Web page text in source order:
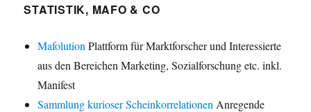
STATISTIK, MAFO & CO
Mafolution Plattform für Marktforscher und Interessierte
aus den Bereichen Marketing, Sozialforschung etc. inkl.
Manifest
Sammlung kurioser Scheinkorrelationen Anregende